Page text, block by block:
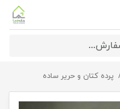
پرده کتان و حریر ساده